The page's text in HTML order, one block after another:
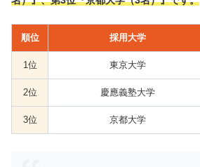
順位 採用大学
1位 東京大学
2位 慶應義塾大学
3位 京都大学